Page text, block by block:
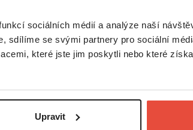
sociálních médií a analýze naší
sdílíme se svými partnery pro sociální
které jste jim poskytli nebo které
Upravit